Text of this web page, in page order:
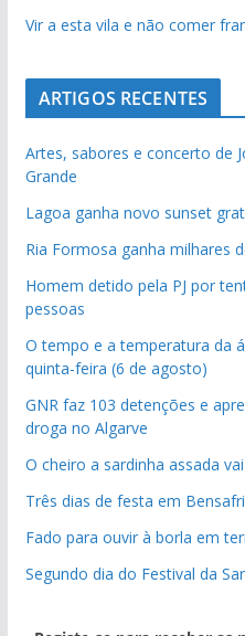
Vir a esta vila e não comer
ARTIGOS RECENTES
Artes, sabores e concerto de
Grande
Lagoa ganha novo sunset
Ria Formosa ganha milhares
Homem detido pela PJ por
pessoas
O tempo e a temperatura da
quinta-feira (6 de agosto)
GNR faz 103 detenções e
droga no Algarve
O cheiro a sardinha assada
Três dias de festa em
Fado para ouvir à borla em
Segundo dia do Festival da